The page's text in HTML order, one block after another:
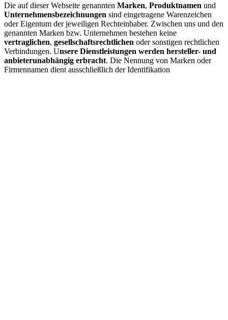
Die auf dieser Webseite genannten Marken, Produktnamen und
Unternehmensbezeichnungen sind eingetragene Warenzeichen
oder Eigentum der jeweiligen Rechteinhaber. Zwischen uns und den
genannten Marken bzw. Unternehmen bestehen keine
vertraglichen, gesellschaftsrechtlichen oder sonstigen rechtlichen
Verbindungen. Unsere Dienstleistungen werden hersteller- und
anbieterunabhängig erbracht. Die Nennung von Marken oder
Firmennamen dient ausschließlich der Identifikation